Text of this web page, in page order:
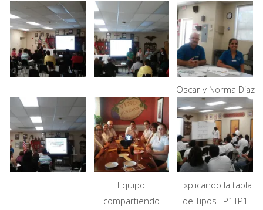
Oscar y Norma Diaz
Equipo
compartiendo
Explicando la tabla
de Tipos TP1TP1